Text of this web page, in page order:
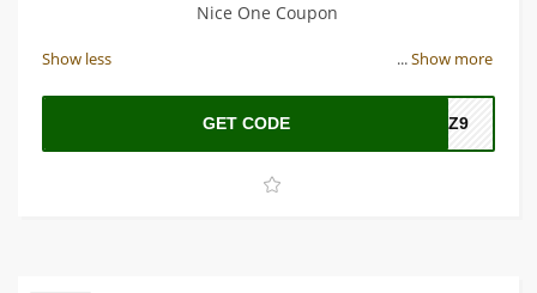
...Show more
Nice One Coupon
Show less
GET CODE ZZ9